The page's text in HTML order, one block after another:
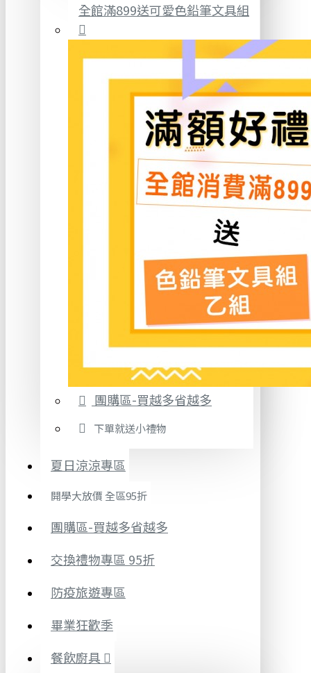
全館滿899送可愛色鉛筆文具組
團購區-買越多省越多
下單就送小禮物
夏日涼涼專區
開學大放價 全區95折
團購區-買越多省越多
交換禮物專區 95折
防疫旅遊專區
畢業狂歡季
餐飲廚具